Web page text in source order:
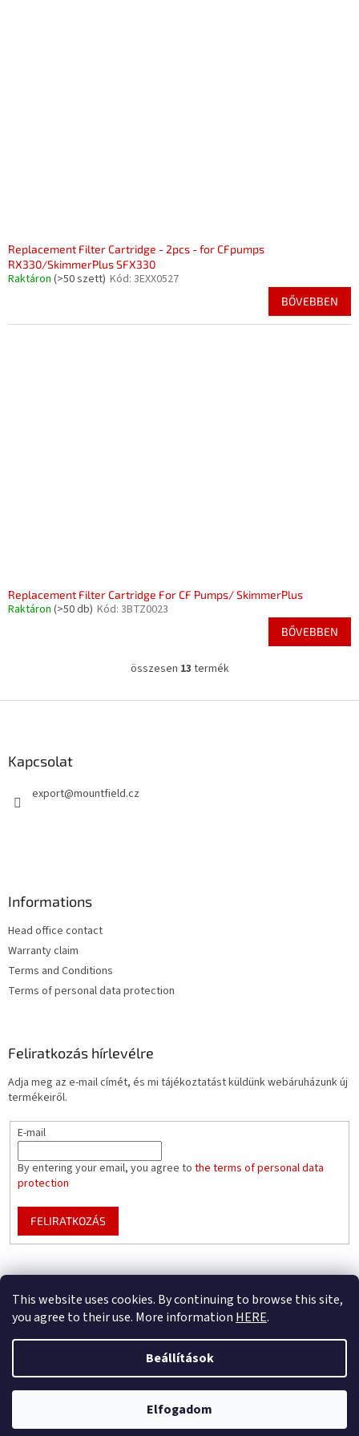
This website uses cookies. By continuing to browse this site,
you agree to their use. More information HERE.
Beállítások
Elfogadom
Csak B2B – regisztrálja cégét, hogy teljes előnyben részesüljön (az üzleti
Replacement Filter Cartridge - 2pcs - for CFpumps
RX330/SkimmerPlus SFX330
Raktáron (>50 szett) Kód: 3EXX0527
BŐVEBBEN
Replacement Filter Cartridge For CF Pumps/ SkimmerPlus
Raktáron (>50 db) Kód: 3BTZ0023
BŐVEBBEN
L
s
összesen 13 termék
Kapcsolat
export@mountfield.cz
Informations
Head office contact
Warranty claim
Terms and Conditions
Terms of personal data protection
Feliratkozás hírlevélre
Adja meg az e-mail címét, és mi tájékoztatást küldünk webáruházunk új
termékeiről.
E-mail
By entering your email, you agree to the terms of personal data
protection
FELIRATKOZÁS
Shoptet készítette
Mountfield. Minden jog fenntartva.